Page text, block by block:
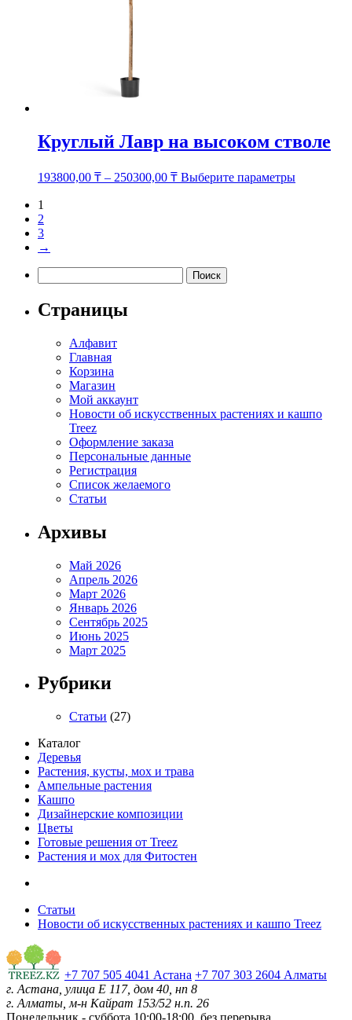
Круглый Лавр на высоком стволе
193800,00 ₸ – 250300,00 ₸ Выберите параметры
1
2
3
→
Страницы
Алфавит
Главная
Корзина
Магазин
Мой аккаунт
Новости об искусственных растениях и кашпо
Treez
Оформление заказа
Персональные данные
Регистрация
Список желаемого
Статьи
Архивы
Май 2026
Апрель 2026
Март 2026
Январь 2026
Сентябрь 2025
Июнь 2025
Март 2025
Рубрики
Статьи (27)
Каталог
Деревья
Растения, кусты, мох и трава
Ампельные растения
Кашпо
Дизайнерские композиции
Цветы
Готовые решения от Treez
Растения и мох для Фитостен
Статьи
Новости об искусственных растениях и кашпо Treez
+7 707 505 4041 Астана +7 707 303 2604 Алматы
г. Астана, улица Е 117, дом 40, нп 8
г. Алматы, м-н Кайрат 153/52 н.п. 26